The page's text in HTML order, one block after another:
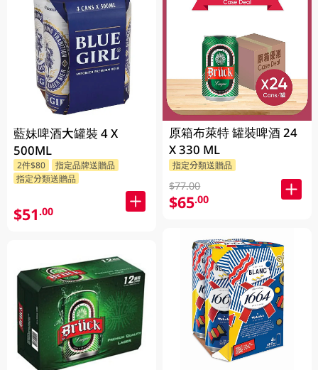
藍妹啤酒大罐裝 4 X
500ML
2件$80
指定品牌送贈品
指定分類送贈品
$51.00
原箱布萊特 罐裝啤酒 24
X 330 ML
指定分類送贈品
$77.00
$65.00